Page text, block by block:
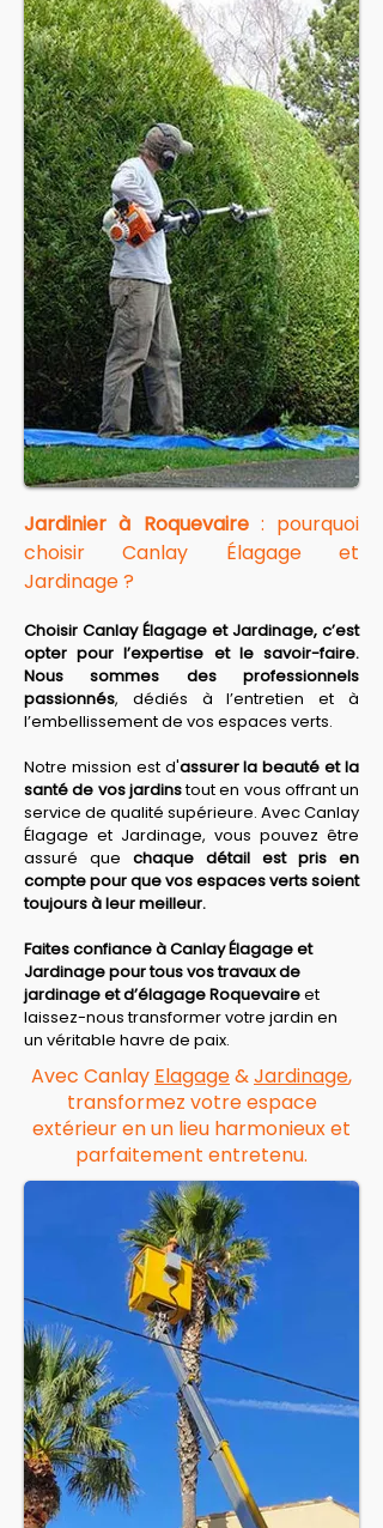
Jardinier à Roquevaire : pourquoi
choisir Canlay Élagage et
Jardinage ?
Choisir Canlay Élagage et Jardinage, c’est
opter pour l’expertise et le savoir-faire.
Nous sommes des professionnels
passionnés, dédiés à l’entretien et à
l’embellissement de vos espaces verts.
Notre mission est d'assurer la beauté et la
santé de vos jardins tout en vous offrant un
service de qualité supérieure. Avec Canlay
Élagage et Jardinage, vous pouvez être
assuré que chaque détail est pris en
compte pour que vos espaces verts soient
toujours à leur meilleur.
Faites confiance à Canlay Élagage et
Jardinage pour tous vos travaux de
jardinage et d’élagage Roquevaire et
laissez-nous transformer votre jardin en
un véritable havre de paix.
Avec Canlay Elagage&Jardinage,
transformez votre espace
extérieur en un lieu harmonieux et
parfaitement entretenu.